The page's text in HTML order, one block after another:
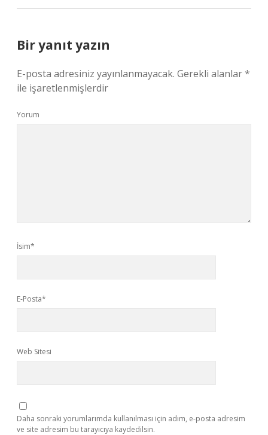
Bir yanıt yazın
E-posta adresiniz yayınlanmayacak. Gerekli alanlar*
ile işaretlenmişlerdir
Yorum
İsim*
E-Posta*
Web Sitesi
Daha sonraki yorumlarımda kullanılması için adım, e-posta adresim
ve site adresim bu tarayıcıya kaydedilsin.